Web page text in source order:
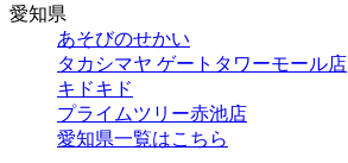
愛知県
あそびのせかい
タカシマヤ ゲートタワーモール店
キドキド
プライムツリー赤池店
愛知県一覧はこちら